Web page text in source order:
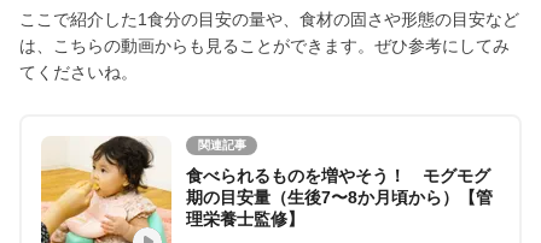
ここで紹介した1食分の目安の量や、食材の固さや形態の目安など
は、こちらの動画からも見ることができます。ぜひ参考にしてみ
てくださいね。
関連記事
食べられるものを増やそう！ モグモグ
期の目安量（生後7〜8か月頃から）【管
理栄養士監修】